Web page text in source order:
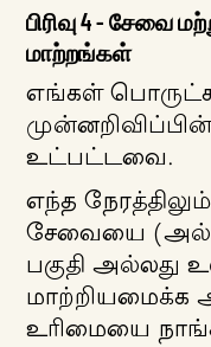
பிரிவு 4 - சேவை
மாற்றங்கள்
எங்கள்
உட்பட்டவை.
எந்த
சேவையை
பகுதி அல்லது
மாற்றியமைக்க
உரிமையை